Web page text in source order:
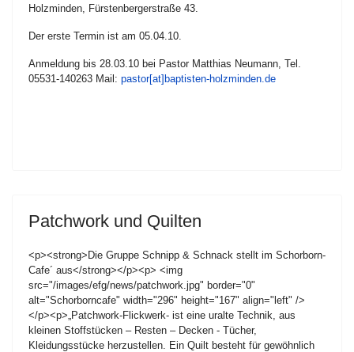
Holzminden, Fürstenbergerstraße 43.
Der erste Termin ist am 05.04.10.
Anmeldung bis 28.03.10 bei Pastor Matthias Neumann, Tel.
05531-140263 Mail: pastor[at]baptisten-holzminden.de
Patchwork und Quilten
<p><strong>Die Gruppe Schnipp & Schnack stellt im Schorborn-
Cafe´ aus</strong></p><p> <img
src="/images/efg/news/patchwork.jpg" border="0"
alt="Schorborncafe" width="296" height="167" align="left" />
</p><p>„Patchwork-Flickwerk- ist eine uralte Technik, aus
kleinen Stoffstücken – Resten – Decken - Tücher,
Kleidungsstücke herzustellen. Ein Quilt besteht für gewöhnlich